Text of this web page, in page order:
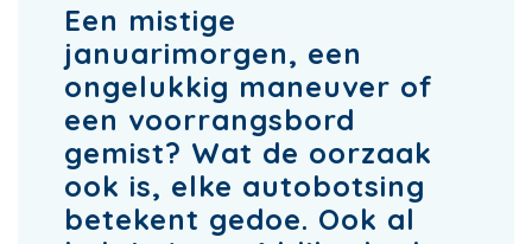
Een mistige
januarimorgen, een
ongelukkig maneuver of
een voorrangsbord
gemist? Wat de oorzaak
ook is, elke autobotsing
betekent gedoe. Ook al